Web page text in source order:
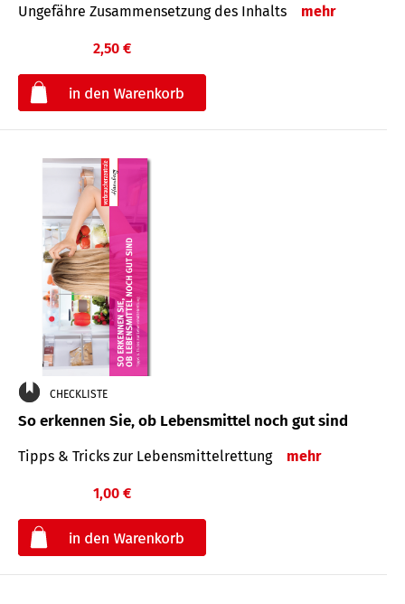
Ungefähre Zusammensetzung des Inhalts mehr
2,50 €
CHECKLISTE
So erkennen Sie, ob Lebensmittel noch gut sind
Tipps & Tricks zur Lebensmittelrettung mehr
1,00 €